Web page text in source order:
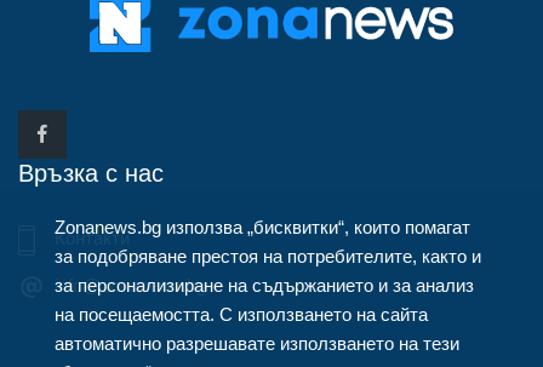
Връзка с нас
Контакти
info@zonanews.bg
Zonanews.bg използва „бисквитки“, които помагат
за подобряване престоя на потребителите, както и
за персонализиране на съдържанието и за анализ
на посещаемостта. С използването на сайта
автоматично разрешавате използването на тези